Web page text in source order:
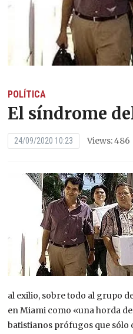
POLÍTICA
El síndrome
24/09/2020 10:23 Views: 486
al exilio, sobre todo al grupo
en Miami como «una horda
batistianos prófugos que